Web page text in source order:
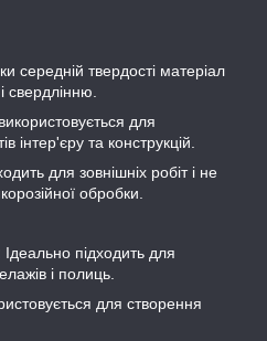
середній твердості матеріал
свердлінню.
для
інтер'єру та конструкцій.
для зовнішніх робіт і не
обробки.
Ідеально підходить для
і полиць.
для створення